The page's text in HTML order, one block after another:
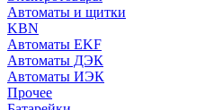
Автоматы и щитки
KBN
Автоматы EKF
Автоматы ДЭК
Автоматы ИЭК
Прочее